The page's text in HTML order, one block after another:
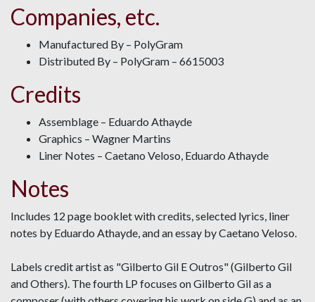
Companies, etc.
Manufactured By – PolyGram
Distributed By – PolyGram – 6615003
Credits
Assemblage – Eduardo Athayde
Graphics – Wagner Martins
Liner Notes – Caetano Veloso, Eduardo Athayde
Notes
Includes 12 page booklet with credits, selected lyrics, liner
notes by Eduardo Athayde, and an essay by Caetano Veloso.
Labels credit artist as "Gilberto Gil E Outros" (Gilberto Gil
and Others). The fourth LP focuses on Gilberto Gil as a